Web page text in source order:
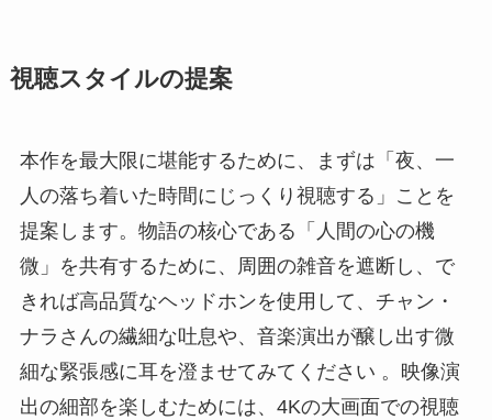
視聴スタイルの提案
本作を最大限に堪能するために、まずは「夜、一
人の落ち着いた時間にじっくり視聴する」ことを
提案します。物語の核心である「人間の心の機
微」を共有するために、周囲の雑音を遮断し、で
きれば高品質なヘッドホンを使用して、チャン・
ナラさんの繊細な吐息や、音楽演出が醸し出す微
細な緊張感に耳を澄ませてみてください 。映像演
出の細部を楽しむためには、4Kの大画面での視聴